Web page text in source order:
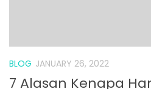
BLOG JANUARY 26, 2022
7 Alasan Kenapa